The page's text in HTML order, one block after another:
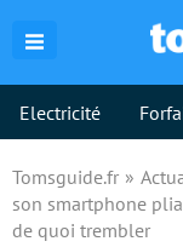
Electricité
Tomsguide.fr
son smartphone
de quoi trembler